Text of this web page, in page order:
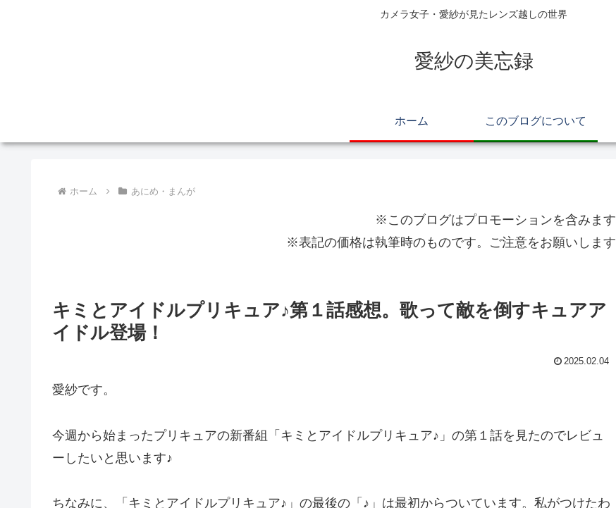
カメラ女子・愛紗が見たレンズ越しの世界
愛紗の美忘録
ホーム このブログについて
ホーム あにめ・まんが
※このブログはプロモーションを含みます
※表記の価格は執筆時のものです。ご注意をお願いします
キミとアイドルプリキュア♪第１話感想。歌って敵を倒すキュアア
イドル登場！
2025.02.04
愛紗です。
今週から始まったプリキュアの新番組「キミとアイドルプリキュア♪」の第１話を見たのでレビュ
ーしたいと思います♪
ちなみに、「キミとアイドルプリキュア♪」の最後の「♪」は最初からついています。私がつけたわ